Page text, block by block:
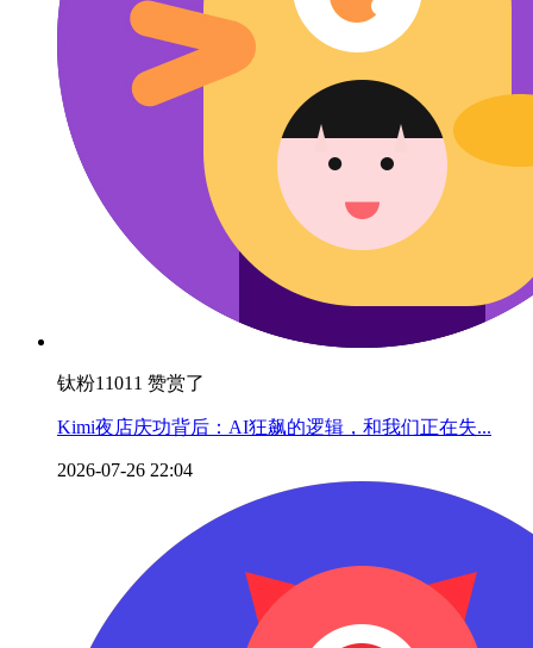
钛粉11011 赞赏了
Kimi夜店庆功背后：AI狂飙的逻辑，和我们正在失...
2026-07-26 22:04